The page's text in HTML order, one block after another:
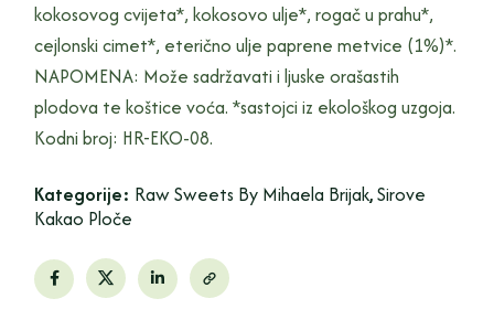
kokosovog cvijeta*, kokosovo ulje*, rogač u prahu*,
cejlonski cimet*, eterično ulje paprene metvice (1%)*.
NAPOMENA: Može sadržavati i ljuske orašastih
plodova te koštice voća. *sastojci iz ekološkog uzgoja.
Kodni broj: HR-EKO-08.
Kategorije: Raw Sweets By Mihaela Brijak,Sirove
Kakao Ploče